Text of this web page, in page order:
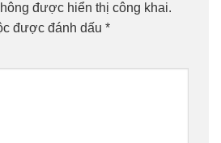
được hiển thị công khai.
được đánh dấu *